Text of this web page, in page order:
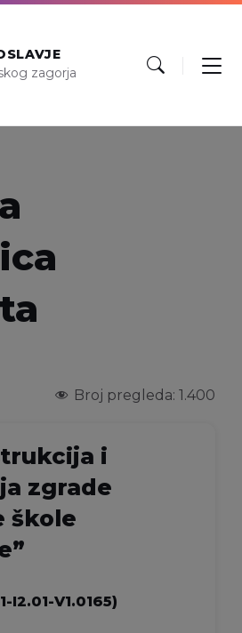
zagorja
Broj pregleda: 1.400
i
zgrade
škole
I2.01-V1.0165)